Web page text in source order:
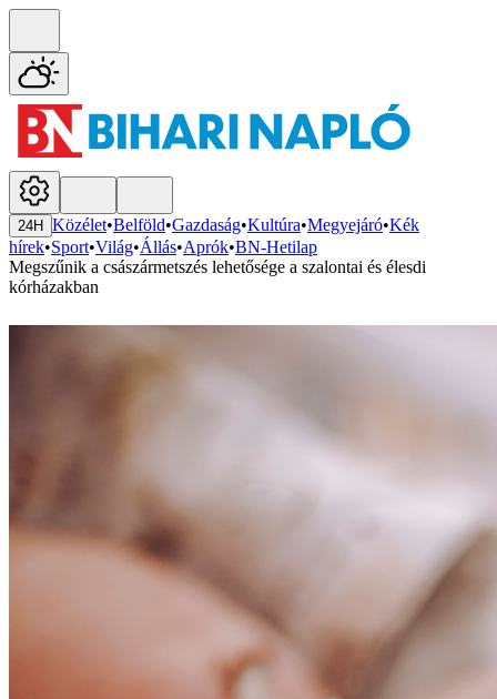
24H Közélet•Belföld•Gazdaság•Kultúra•Megyejáró•Kék
hírek•Sport•Világ•Állás•Aprók•BN-Hetilap
Megszűnik a császármetszés lehetősége a szalontai és élesdi
kórházakban